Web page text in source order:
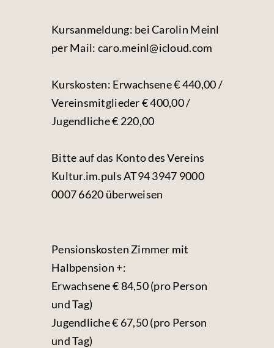
Kursanmeldung: bei Carolin Meinl
per Mail: caro.meinl@icloud.com
Kurskosten: Erwachsene € 440,00 /
Vereinsmitglieder € 400,00 /
Jugendliche € 220,00
Bitte auf das Konto des Vereins
Kultur.im.puls AT94 3947 9000
0007 6620 überweisen
Pensionskosten Zimmer mit
Halbpension +:
Erwachsene € 84,50 (pro Person
und Tag)
Jugendliche € 67,50 (pro Person
und Tag)